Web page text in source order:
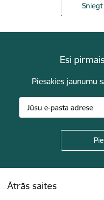
Esi
Piesakies jaunumu
Ātrās saites